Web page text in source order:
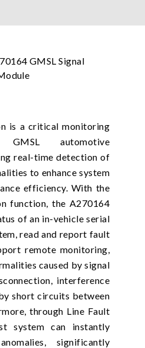
is a critical monitoring
automotive
real-time detection of
to enhance system
efficiency. With the
function, the A270164
of an in-vehicle serial
read and report fault
remote monitoring,
caused by signal
interference
short circuits between
through Line Fault
system can instantly
significantly